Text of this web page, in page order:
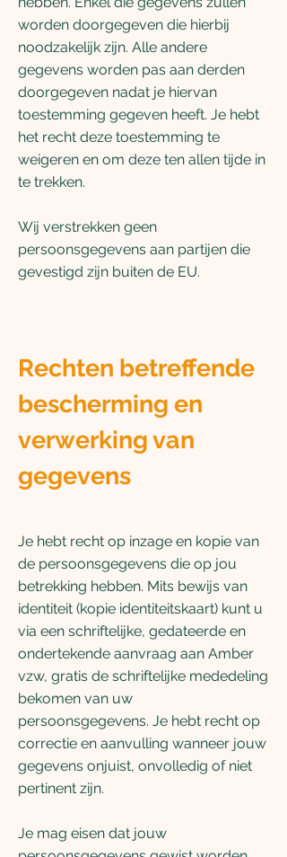
worden doorgegeven die hierbij
noodzakelijk zijn. Alle andere
gegevens worden pas aan derden
doorgegeven nadat je hiervan
toestemming gegeven heeft. Je hebt
het recht deze toestemming te
weigeren en om deze ten allen tijde in
te trekken.
Wij verstrekken geen
persoonsgegevens aan partijen die
gevestigd zijn buiten de EU.
Rechten betreffende
bescherming en
verwerking van
gegevens
Je hebt recht op inzage en kopie van
de persoonsgegevens die op jou
betrekking hebben. Mits bewijs van
identiteit (kopie identiteitskaart) kunt u
via een schriftelijke, gedateerde en
ondertekende aanvraag aan Amber
vzw, gratis de schriftelijke mededeling
bekomen van uw
persoonsgegevens. Je hebt recht op
correctie en aanvulling wanneer jouw
gegevens onjuist, onvolledig of niet
pertinent zijn.
Je mag eisen dat jouw